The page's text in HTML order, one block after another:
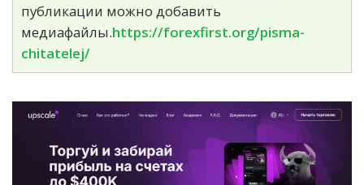
публикации можно добавить
медиафайлы.https://forexfirst.org/pisma-
chitatelej/